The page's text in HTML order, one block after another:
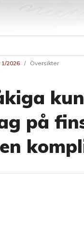
1/2026 / Översikter
på